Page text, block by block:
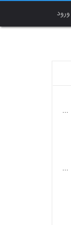
ورود